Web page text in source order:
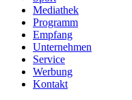
Mediathek
Programm
Empfang
Unternehmen
Service
Werbung
Kontakt